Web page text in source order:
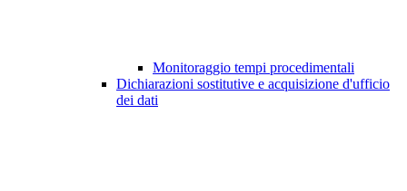
Monitoraggio tempi procedimentali
Dichiarazioni sostitutive e acquisizione d'ufficio
dei dati